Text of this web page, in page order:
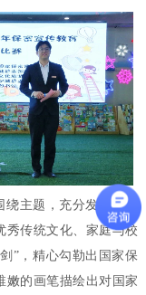
主题，充分发挥想象
秀传统文化、家庭与校
”，精心勾勒出国家保
嫩的画笔描绘出对国家